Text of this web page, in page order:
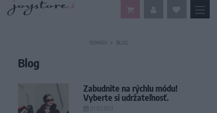
DOMOV BLOG
Blog
Zabudnite na rýchlu módu!
Vyberte si udržateľnosť.
01.03.2021